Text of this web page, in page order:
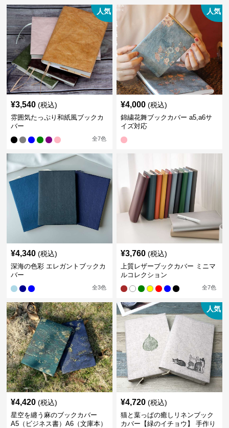
人気
¥3,540 (税込)
雰囲気たっぷり和紙風ブックカ
バー
全7色
人気
¥4,000 (税込)
錦繍花舞ブックカバー a5,a6サ
イズ対応
¥4,340 (税込)
深海の色彩 エレガントブックカ
バー
全3色
¥3,760 (税込)
上質レザーブックカバー ミニマ
ルコレクション
全7色
¥4,420 (税込)
星空を纏う麻のブックカバー
A5（ビジネス書）A6（文庫本）
人気
¥4,720 (税込)
猫と葉っぱの癒しリネンブック
カバー【緑のイチョウ】 手作り